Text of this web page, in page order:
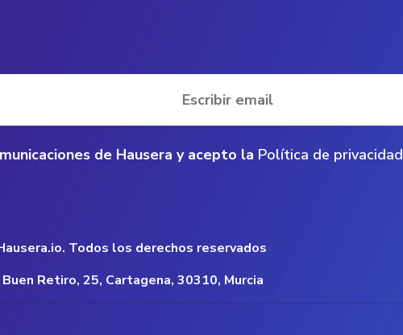
de Hausera y acepto la Política de privacidad
Todos los derechos reservados
Buen Retiro, 25, Cartagena, 30310, Murcia